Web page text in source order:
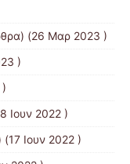
(26 Μαρ 2023 )
)
Ιουν 2022 )
Ιουν 2022 )